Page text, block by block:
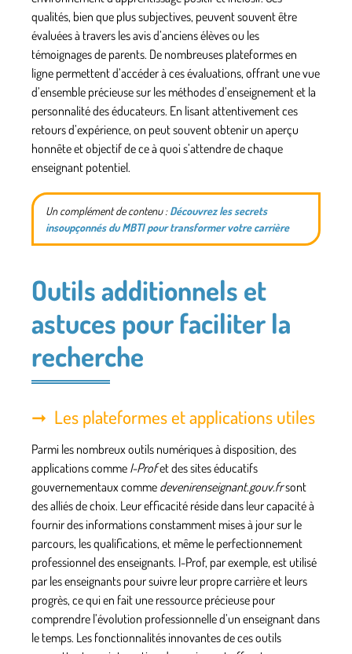
qualités, bien que plus subjectives, peuvent souvent être
évaluées à travers les avis d’anciens élèves ou les
témoignages de parents. De nombreuses plateformes en
ligne permettent d’accéder à ces évaluations, offrant une vue
d’ensemble précieuse sur les méthodes d’enseignement et la
personnalité des éducateurs. En lisant attentivement ces
retours d’expérience, on peut souvent obtenir un aperçu
honnête et objectif de ce à quoi s’attendre de chaque
enseignant potentiel.
Un complément de contenu :Découvrez les secrets
insoupçonnés du MBTI pour transformer votre carrière
Outils additionnels et
astuces pour faciliter la
recherche
Les plateformes et applications utiles
Parmi les nombreux outils numériques à disposition, des
applications comme I-Profet des sites éducatifs
gouvernementaux comme devenirenseignant.gouv.frsont
des alliés de choix. Leur efficacité réside dans leur capacité à
fournir des informations constamment mises à jour sur le
parcours, les qualifications, et même le perfectionnement
professionnel des enseignants. I-Prof, par exemple, est utilisé
par les enseignants pour suivre leur propre carrière et leurs
progrès, ce qui en fait une ressource précieuse pour
comprendre l’évolution professionnelle d’un enseignant dans
le temps. Les fonctionnalités innovantes de ces outils